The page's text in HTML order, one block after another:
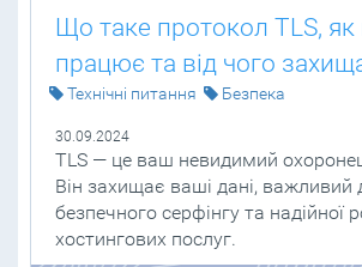
Що таке протокол TLS, як
працює та від чого
Технічні питання Безпека
30.09.2024
TLS — це ваш невидимий
Він захищає ваші дані, важливий
безпечного серфінгу та надійної
хостингових послуг.